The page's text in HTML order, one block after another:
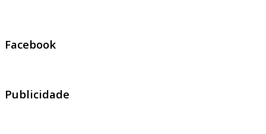
Facebook
Publicidade